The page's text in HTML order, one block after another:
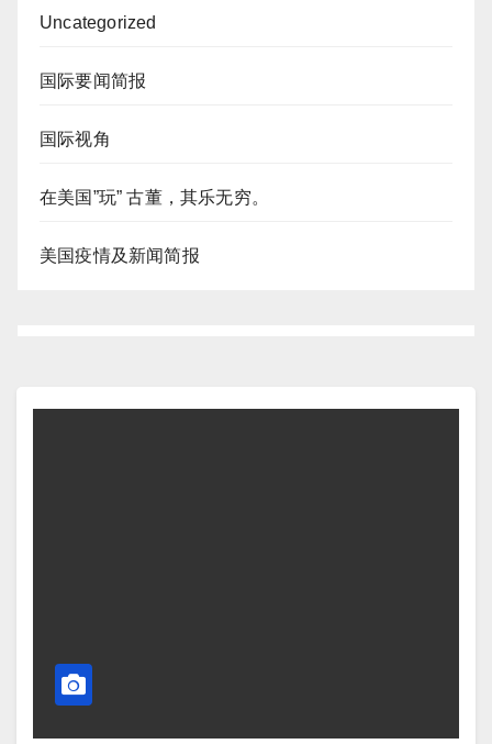
Uncategorized
国际要闻简报
国际视角
在美国”玩” 古董，其乐无穷。
美国疫情及新闻简报